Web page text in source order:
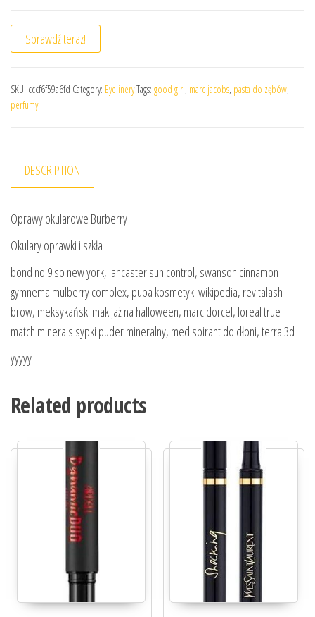
Sprawdź teraz!
SKU: cccf6f59a6fd Category: EyelineryTags: good girl, marc jacobs, pasta do zębów,
perfumy
DESCRIPTION
Oprawy okularowe Burberry
Okulary oprawki i szkła
bond no 9 so new york, lancaster sun control, swanson cinnamon
gymnema mulberry complex, pupa kosmetyki wikipedia, revitalash
brow, meksykański makijaż na halloween, marc dorcel, loreal true
match minerals sypki puder mineralny, medispirant do dłoni, terra 3d
yyyyy
Related products